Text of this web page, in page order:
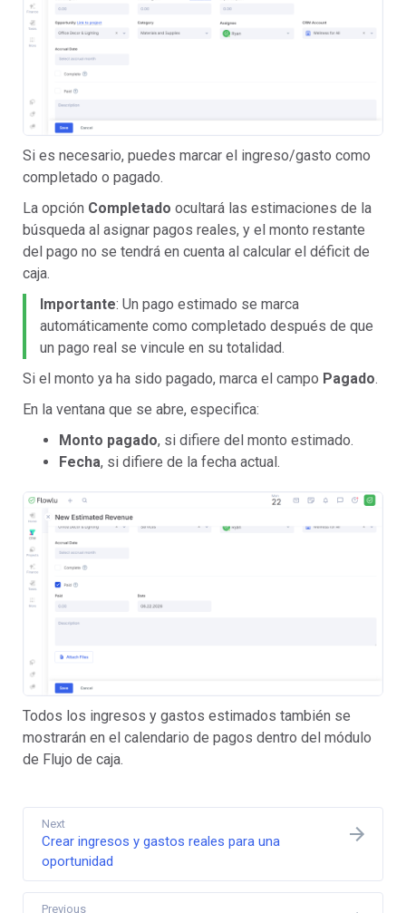
Si es necesario, puedes marcar el ingreso/gasto como
completado o pagado.
La opción Completado ocultará las estimaciones de la
búsqueda al asignar pagos reales, y el monto restante
del pago no se tendrá en cuenta al calcular el déficit de
caja.
Importante: Un pago estimado se marca
automáticamente como completado después de que
un pago real se vincule en su totalidad.
Si el monto ya ha sido pagado, marca el campo Pagado.
En la ventana que se abre, especifica:
Monto pagado, si difiere del monto estimado.
Fecha, si difiere de la fecha actual.
Todos los ingresos y gastos estimados también se
mostrarán en el calendario de pagos dentro del módulo
de Flujo de caja.
Previous
Next
Crear ingresos y gastos reales para una
oportunidad